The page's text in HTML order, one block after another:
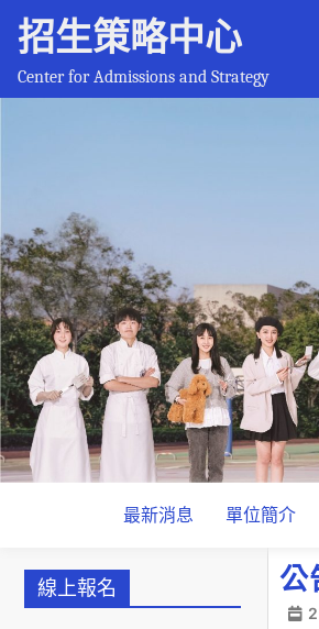
招生策略中心
Center for Admissions and Strategy
最新消息 單位簡介
線上報名 公